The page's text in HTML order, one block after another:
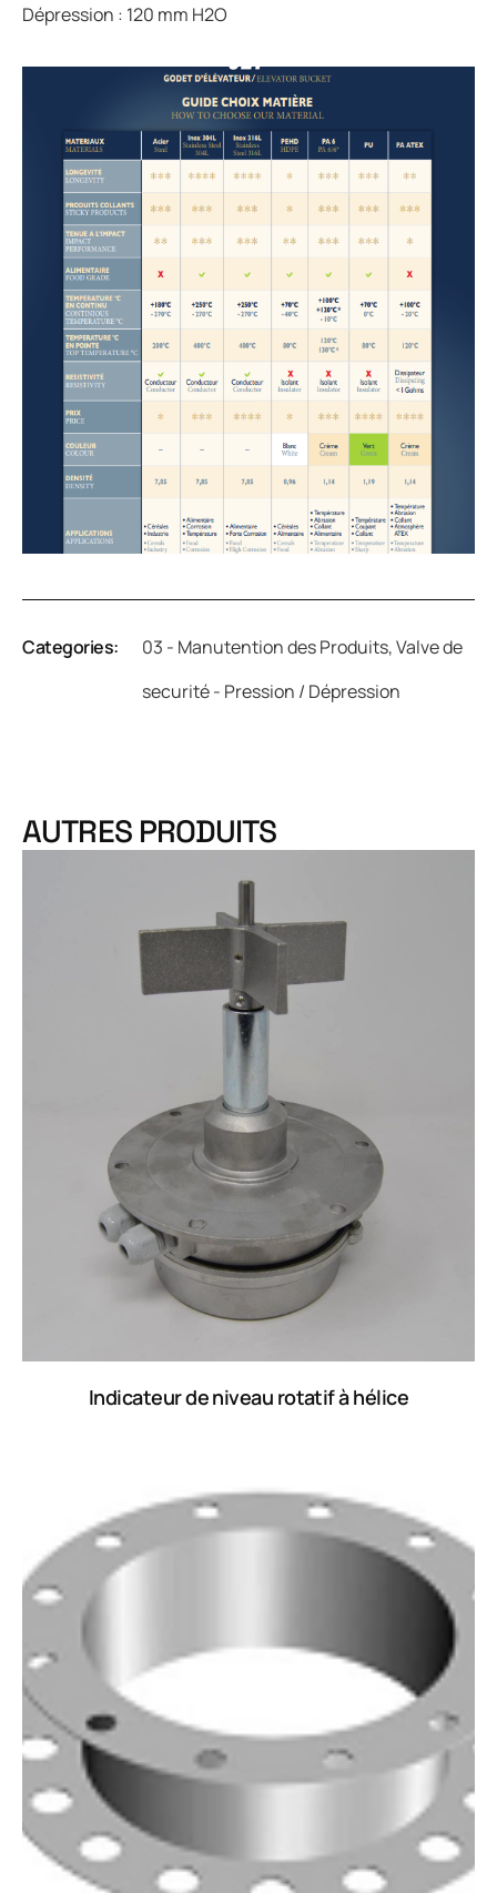
Dépression : 120 mm H2O
Categories: 03 - Manutention des Produits,Valve de
securité - Pression / Dépression
AUTRES PRODUITS
Indicateur de niveau rotatif à hélice